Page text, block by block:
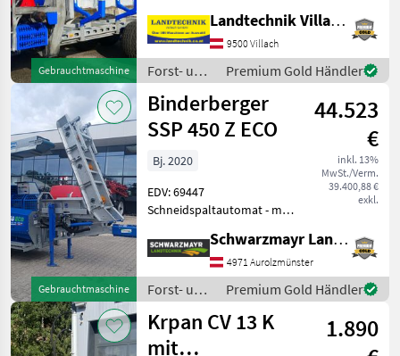
Gebrauchtmaschine
Rungenpaare: 3
Rungenpaare,
Kransteuerung:
Kreuzhebelsteuerung,
Triebachsen: 2 Achsen,
Bauartgeschwindigkeit
(km/h
Landtechnik Villach GmbH
9500 Villach
Forst- und
Holztechnik
/
Binderberger
Premium Gold Händler
Gebrauchtmaschine
Binderberger
SSP 450 Z ECO
44.523
€
inkl. 13%
MwSt./Verm.
39.400,88 €
exkl.
Bj. 2020
EDV: 69447
Schneidspaltautomat - mit
2020 Baujahr - mit Fahrwerk
- mit mechanisch
klappbaren Förderband 4,
40m - mit Zapfwelle
Schwarzmayr Landtechnik GmbH - Aurolzmünster
4971 Aurolzmünster
Forst- und
Holztechnik
/
Binderberger
Premium Gold Händler
Krpan CV 13 K
mit
1.890